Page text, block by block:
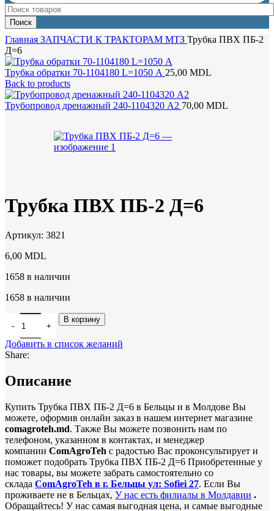
Поиск
Главная ЗАПЧАСТИ К ТРАКТОРАМ МТЗ Трубка ПВХ ПБ-2
Д=6
Трубка обратки 70-1104180 L=1050 А 25,00 MDL
Back to products
Трубопровод дренажный 240-1104320 А2 70,00 MDL
Трубка ПВХ ПБ-2 Д=6
Артикул: 3821
6,00 MDL
1658 в наличии
1658 в наличии
Количество товара Трубка ПВХ ПБ-2 Д=6
В корзину
Добавить в список желаний
Share:
Описание
Купить Трубка ПВХ ПБ-2 Д=6 в Бельцы и в Молдове Вы
можете, оформив онлайн заказ в нашем интернет магазине
comagroteh.md. Также Вы можете позвонить нам по
телефоном, указанном в контактах, и менеджер
компании ComAgroTeh с радостью Вас проконсультирует и
поможет подобрать Трубка ПВХ ПБ-2 Д=6 Приобретенные у
нас товары, вы можете забрать самостоятельно со
склада ComAgroTeh в г. Бельцы ул: Sofiei 27. Если Вы
проживаете не в Бельцах, У нас есть филиалы в Молдавии .
Обращайтесь! У нас самая выгодная цена, и самые выгодные